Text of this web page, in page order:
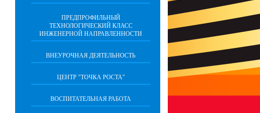
ПРЕДПРОФИЛЬНЫЙ
ТЕХНОЛОГИЧЕСКИЙ КЛАСС
ИНЖЕНЕРНОЙ НАПРАВЛЕННОСТИ
ВНЕУРОЧНАЯ ДЕЯТЕЛЬНОСТЬ
ЦЕНТР "ТОЧКА РОСТА"
ВОСПИТАТЕЛЬНАЯ РАБОТА